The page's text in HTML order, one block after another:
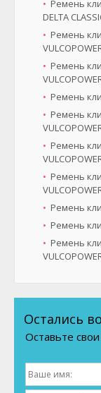
Ремень
DELTA
Ремень
Ремень
Ремень
Ремень
Ремень
Ремень
Ремень
Ремень
Ремень
Остались
Оставьте